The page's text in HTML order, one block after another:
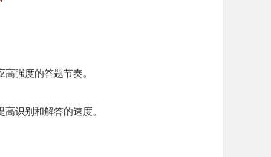
强度的答题节奏。
识别和解答的速度。